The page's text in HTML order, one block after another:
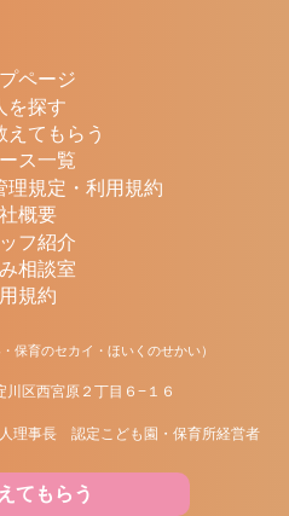
ページ
を探す
えてもらう
ス一覧
理規定・利用規約
概要
フ紹介
相談室
規約
保育のセカイ・ほいくのせかい）
区西宮原２丁目６−１６
理事長 認定こども園・保育所経営者
てもらう